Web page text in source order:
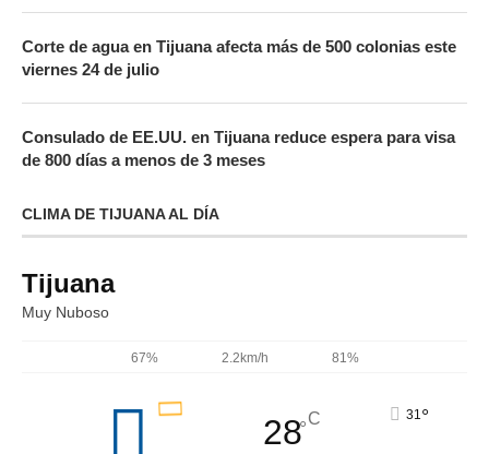
Corte de agua en Tijuana afecta más de 500 colonias este
viernes 24 de julio
Consulado de EE.UU. en Tijuana reduce espera para visa
de 800 días a menos de 3 meses
CLIMA DE TIJUANA AL DÍA
Tijuana
Muy Nuboso
67% 2.2km/h 81%
28°C 31 °